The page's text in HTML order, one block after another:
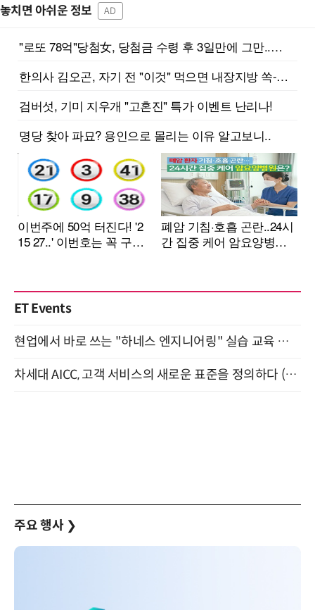
놓치면 아쉬운 정보 AD
ET Events
현업에서 바로 쓰는 "하네스 엔지니어링" 실습 교육 워크숍 8월 20일 개최
차세대 AICC, 고객 서비스의 새로운 표준을 정의하다 (9/9)
주요 행사 ❯